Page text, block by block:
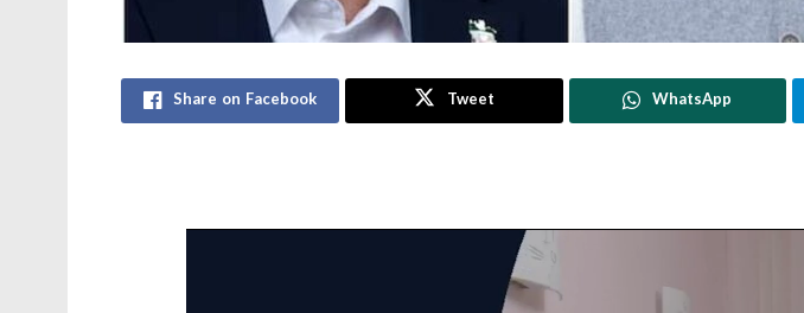
Share on Facebook Tweet WhatsApp